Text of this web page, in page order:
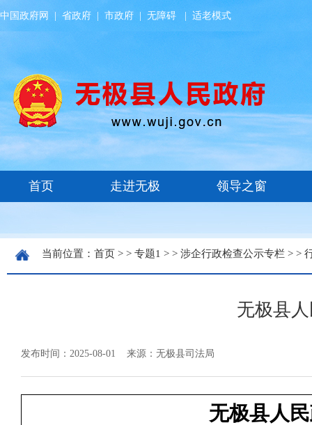
中国政府网 省政府 市政府 无障碍 适老模式
当前位置： 首页 > > 专题1 > > 涉企行政检查公示专栏 > >
无极县
发布时间：2025-08-01 来源：无极县司法局
无极县人